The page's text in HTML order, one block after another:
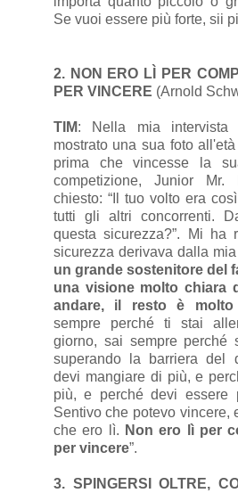
Se vuoi essere più forte, sii
2. NON ERO LÌ PER
PER VINCERE (Arnold
TIM: Nella mia intervista
mostrato una sua foto
prima che vincesse la
competizione, Junior
chiesto: “Il tuo volto era
tutti gli altri concorrenti.
questa sicurezza?”. Mi ha
sicurezza derivava dalla
un grande sostenitore del
una visione molto chiara
andare, il resto è
sempre perché ti stai
giorno, sai sempre perché
superando la barriera del
devi mangiare di più, e
più, e perché devi essere
Sentivo che potevo vincere,
che ero lì. Non ero lì per
per vincere”.
3. SPINGERSI OLTRE,